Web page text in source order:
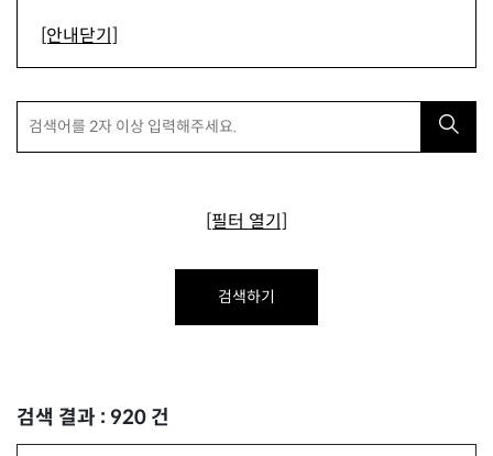
[안내닫기]
[필터 열기]
검색하기
검색 결과 : 920 건